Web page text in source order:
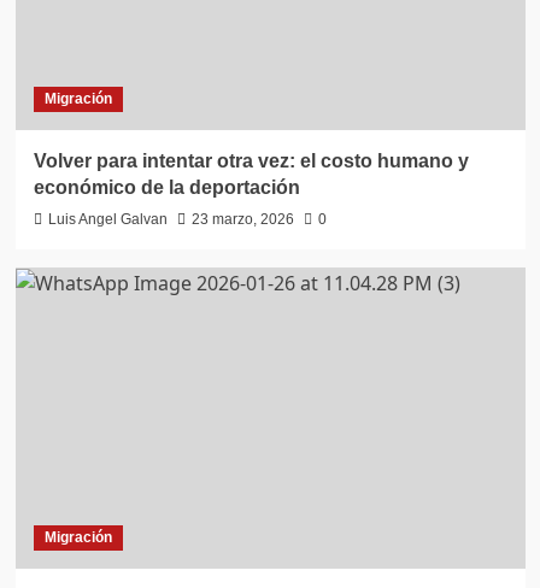
Migración
Volver para intentar otra vez: el costo humano y
económico de la deportación
Luis Angel Galvan 23 marzo, 2026 0
Migración